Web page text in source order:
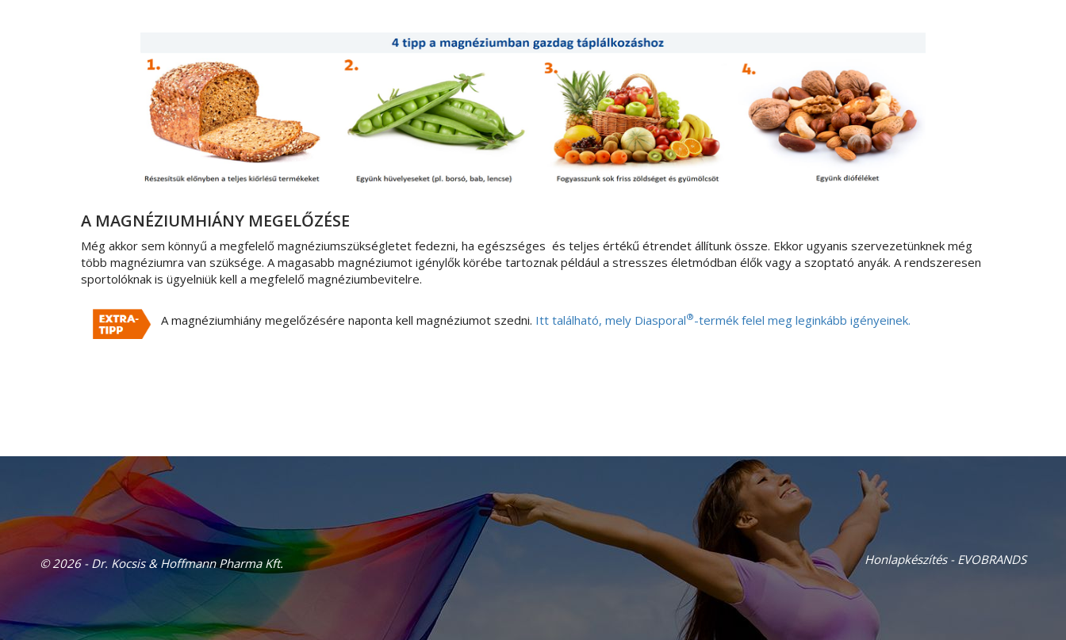
A MAGNÉZIUMHIÁNY MEGELŐZÉSE
Még akkor sem könnyű a megfelelő magnéziumszükségletet fedezni, ha egészséges és teljes értékű étrendet állítunk össze. Ekkor ugyanis szervezetünknek még
több magnéziumra van szüksége. A magasabb magnéziumot igénylők körébe tartoznak például a stresszes életmódban élők vagy a szoptató anyák. A rendszeresen
sportolóknak is ügyelniük kell a megfelelő magnéziumbevitelre.
A magnéziumhiány megelőzésére naponta kell magnéziumot szedni. Itt található, mely Diasporal®-termék felel meg leginkább igényeinek.
© 2026 - Dr. Kocsis & Hoffmann Pharma Kft. Honlapkészítés - EVOBRANDS